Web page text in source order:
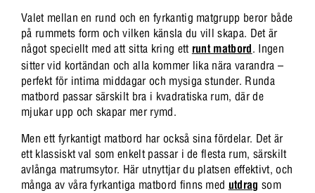
Valet mellan en rund och en fyrkantig matgrupp beror både
på rummets form och vilken känsla du vill skapa. Det är
något speciellt med att sitta kring ett runt matbord. Ingen
sitter vid kortändan och alla kommer lika nära varandra –
perfekt för intima middagar och mysiga stunder. Runda
matbord passar särskilt bra i kvadratiska rum, där de
mjukar upp och skapar mer rymd.
Men ett fyrkantigt matbord har också sina fördelar. Det är
ett klassiskt val som enkelt passar i de flesta rum, särskilt
avlånga matrumsytor. Här utnyttjar du platsen effektivt, och
många av våra fyrkantiga matbord finns med utdrag som